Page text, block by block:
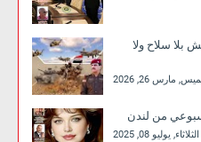
بلا سلاح ولا
مارس 26, 2026
الثلاثاء, يوليو 08, 2025